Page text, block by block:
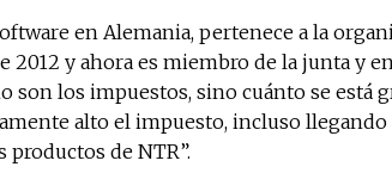
en Alemania, pertenece a la
y ahora es miembro de la junta y
son los impuestos, sino cuánto se está
alto el impuesto, incluso llegando
productos de NTR”.